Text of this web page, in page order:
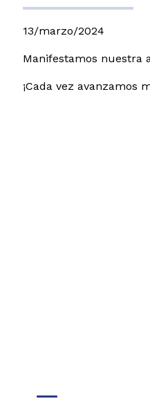
13/marzo/2024
Manifestamos nuestra
¡Cada vez avanzamos